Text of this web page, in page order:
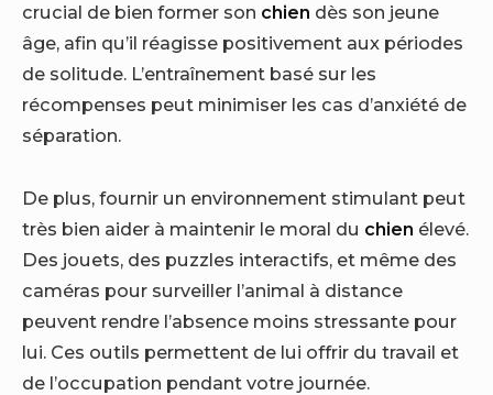
crucial de bien former son chien dès son jeune
âge, afin qu’il réagisse positivement aux périodes
de solitude. L’entraînement basé sur les
récompenses peut minimiser les cas d’anxiété de
séparation.
De plus, fournir un environnement stimulant peut
très bien aider à maintenir le moral du chien élevé.
Des jouets, des puzzles interactifs, et même des
caméras pour surveiller l’animal à distance
peuvent rendre l’absence moins stressante pour
lui. Ces outils permettent de lui offrir du travail et
de l’occupation pendant votre journée.